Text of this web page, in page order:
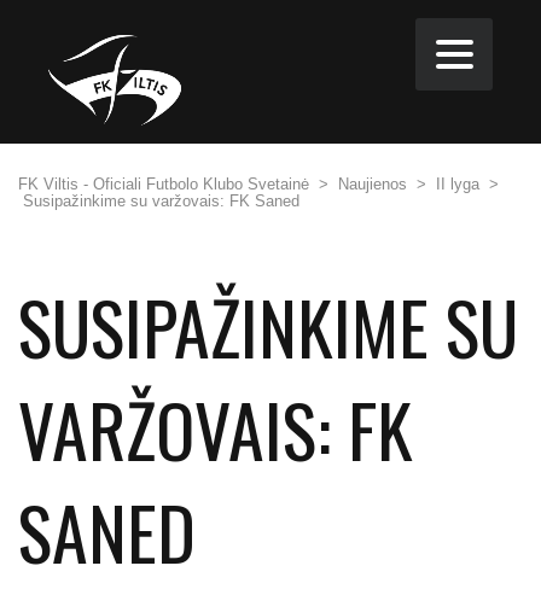
FK Viltis - Oficiali Futbolo Klubo Svetainė > Naujienos > II lyga >
Susipažinkime su varžovais: FK Saned
SUSIPAŽINKIME SU
VARŽOVAIS: FK
SANED